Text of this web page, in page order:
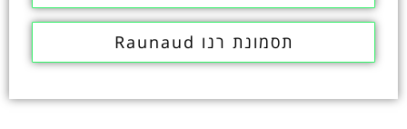
תסמונת רנו Raunaud